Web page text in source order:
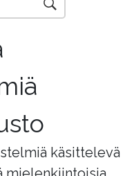
käsittelevä